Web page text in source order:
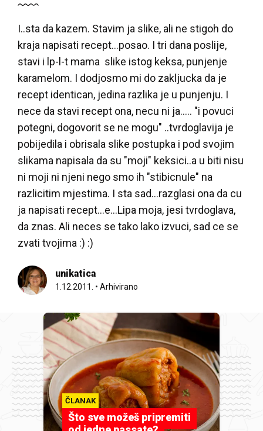
I..sta da kazem. Stavim ja slike, ali ne stigoh do
kraja napisati recept...posao. I tri dana poslije,
stavi i lp-l-t mama slike istog keksa, punjenje
karamelom. I dodjosmo mi do zakljucka da je
recept identican, jedina razlika je u punjenju. I
nece da stavi recept ona, necu ni ja..... "i povuci
potegni, dogovorit se ne mogu" ..tvrdoglavija je
pobijedila i obrisala slike postupka i pod svojim
slikama napisala da su "moji" keksici..a u biti nisu
ni moji ni njeni nego smo ih "stibicnule" na
razlicitim mjestima. I sta sad...razglasi ona da cu
ja napisati recept...e...Lipa moja, jesi tvrdoglava,
da znas. Ali neces se tako lako izvuci, sad ce se
zvati tvojima :) :)
unikatica
1.12.2011. • Arhivirano
ČLANAK
Što sve možeš pripremiti